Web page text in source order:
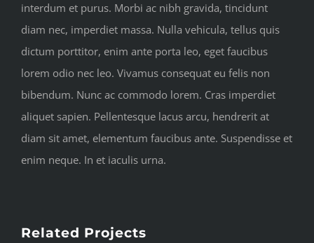
interdum et purus. Morbi ac nibh gravida, tincidunt
diam nec, imperdiet massa. Nulla vehicula, tellus quis
dictum porttitor, enim ante porta leo, eget faucibus
lorem odio nec leo. Vivamus consequat eu felis non
bibendum. Nunc ac commodo lorem. Cras imperdiet
aliquet sapien. Pellentesque lacus arcu, hendrerit at
diam sit amet, elementum faucibus ante. Suspendisse et
enim neque. In et iaculis urna.
Related Projects